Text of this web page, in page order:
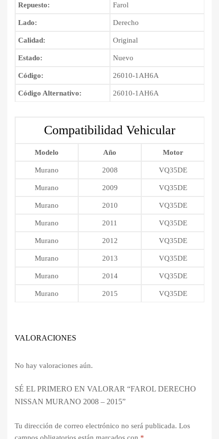
Repuesto: Farol
Lado: Derecho
Calidad: Original
Estado: Nuevo
Código: 26010-1AH6A
Código Alternativo: 26010-1AH6A
Compatibilidad Vehicular
Modelo Año Motor
Murano 2008 VQ35DE
Murano 2009 VQ35DE
Murano 2010 VQ35DE
Murano 2011 VQ35DE
Murano 2012 VQ35DE
Murano 2013 VQ35DE
Murano 2014 VQ35DE
Murano 2015 VQ35DE
VALORACIONES
No hay valoraciones aún.
SÉ EL PRIMERO EN VALORAR “FAROL DERECHO
NISSAN MURANO 2008 – 2015”
Tu dirección de correo electrónico no será publicada. Los